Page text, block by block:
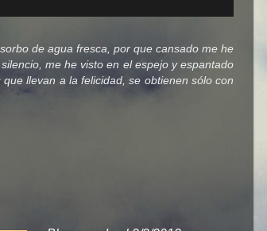
de agua fresca, por que cansado me he
me he visto en el espejo y espantado
llevan a la felicidad, se obtienen sólo con